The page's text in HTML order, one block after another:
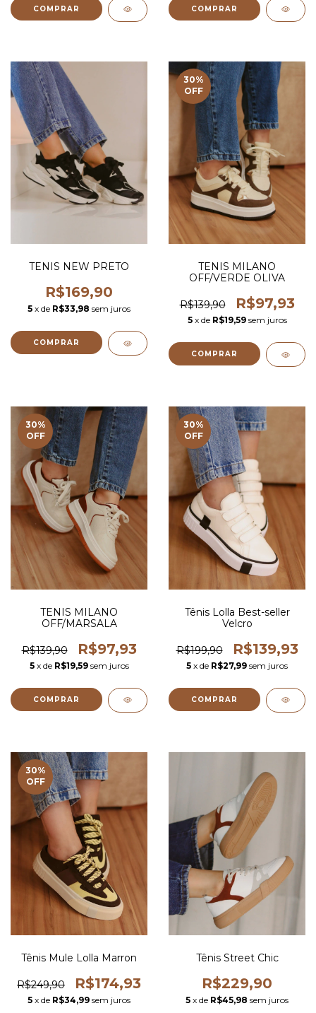
COMPRAR COMPRAR
TENIS NEW PRETO
R$169,90
5 x de R$33,98 sem juros
COMPRAR
30%
OFF
TENIS MILANO
OFF/VERDE OLIVA
R$139,90 R$97,93
5 x de R$19,59 sem juros
COMPRAR
30%
OFF
TENIS MILANO
OFF/MARSALA
R$139,90 R$97,93
5 x de R$19,59 sem juros
COMPRAR
30%
OFF
Tênis Lolla Best-seller
Velcro
R$199,90 R$139,93
5 x de R$27,99 sem juros
COMPRAR
30%
OFF
Tênis Mule Lolla Marron
R$249,90 R$174,93
5 x de R$34,99 sem juros
Tênis Street Chic
R$229,90
5 x de R$45,98 sem juros